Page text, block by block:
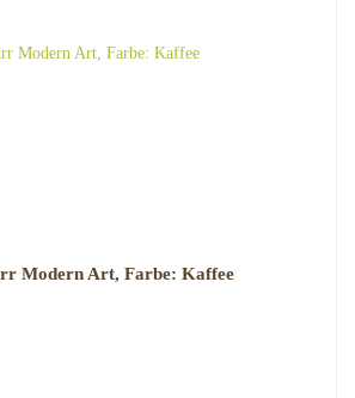
Modern Art, Farbe: Kaffee